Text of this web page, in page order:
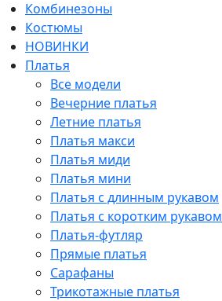
Комбинезоны
Костюмы
НОВИНКИ
Платья
Все модели
Вечерние платья
Летние платья
Платья макси
Платья миди
Платья мини
Платья с длинным рукавом
Платья с коротким рукавом
Платья-футляр
Прямые платья
Сарафаны
Трикотажные платья